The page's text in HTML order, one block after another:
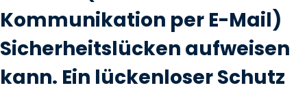
Kommunikation per E-Mail)
Sicherheitslücken aufweisen
kann. Ein lückenloser Schutz